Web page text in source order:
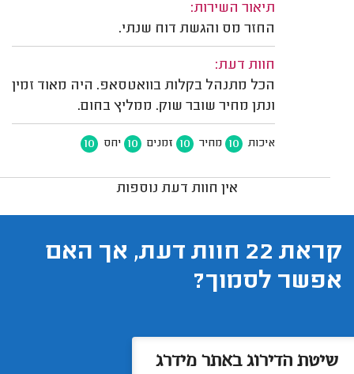
תיאור השירות:
החזר מס והגשת דוח שנתי.
חוות דעת:
הכל מתנהל בקלות בוואטסאפ. היה מאוד זמין
ונתן מחיר שובר שוק. ממליץ בחום.
איכות 10 מחיר 10 זמנים 10 יחס 10
אין חוות דעת נוספות
קראת 22 חוות דעת, אך האם
אפשר לסמוך?
שיטת הדירוג באתר מידרג